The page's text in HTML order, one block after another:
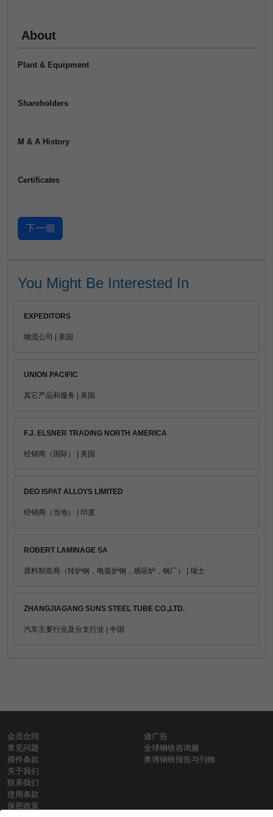
About
Plant & Equipment
Shareholders
M & A History
Certificates
You Might Be Interested In
EXPEDITORS
物流公司 | 美国
UNION PACIFIC
其它产品和服务 | 美国
F.J. ELSNER TRADING NORTH AMERICA
经销商（国际） | 美国
DEO ISPAT ALLOYS LIMITED
经销商（当地） | 印度
ROBERT LAMINAGE SA
原料制造商（转炉钢，电弧炉钢，感应炉，钢厂） | 瑞士
ZHANGJIAGANG SUNS STEEL TUBE CO.,LTD.
汽车主要行业及分支行业 | 中国
会员合同
常见问题
插件条款
关于我们
联系我们
使用条款
保密政策
做广告
全球钢铁咨询服
奥博钢铁报告与刊物